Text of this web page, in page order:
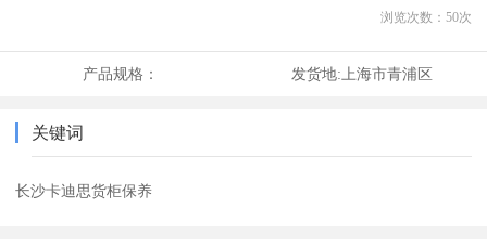
浏览次数： 50次
产品规格： 发货地: 上海市青浦区
关键词
长沙卡迪思货柜保养